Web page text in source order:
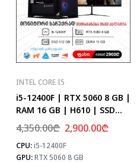
⚡ MAX FPS
CS2
278
INTEL CORE I5
i5-12400F | RTX 5060 8 GB |
RAM 16 GB | H610 | SSD
512 GB
4,350.00₾ 2,900.00₾
CPU:i5-12400F
GPU:RTX 5060 8 GB